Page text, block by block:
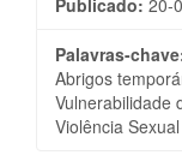
Publicado: 20-
Palavras-
Abrigos
Vulnerabilidade
Violência Sexual